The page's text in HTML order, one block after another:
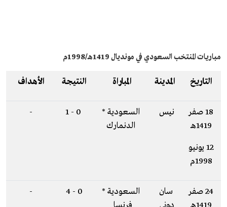
مباريات المنتخب السعودي في مونديال 1419هـ/1998م
التاريخ المدينة المباراة النتيجة الأهداف
18 صفر
1419هـ
12 يونيو
1998م
نيس
السعودية *
الدنمارك
0 - 1
-
24 صفر
سان
السعودية *
0 - 4
-